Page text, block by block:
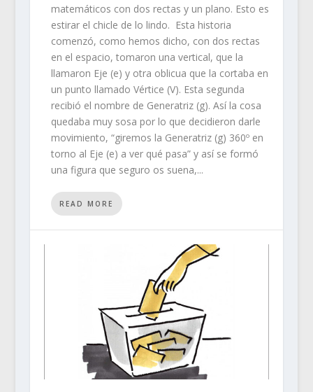
matemáticos con dos rectas y un plano. Esto es
estirar el chicle de lo lindo. Esta historia
comenzó, como hemos dicho, con dos rectas
en el espacio, tomaron una vertical, que la
llamaron Eje (e) y otra oblicua que la cortaba en
un punto llamado Vértice (V). Esta segunda
recibió el nombre de Generatriz (g). Así la cosa
quedaba muy sosa por lo que decidieron darle
movimiento, “giremos la Generatriz (g) 360º en
torno al Eje (e) a ver qué pasa” y así se formó
una figura que seguro os suena,...
READ MORE